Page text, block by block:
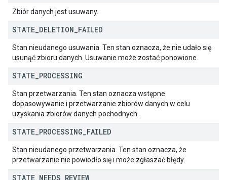
Zbiór danych jest usuwany.
STATE DELETION FAILED
Stan nieudanego usuwania. Ten stan oznacza, że nie udało się
usunąć zbioru danych. Usuwanie może zostać ponowione.
STATE PROCESSING
Stan przetwarzania. Ten stan oznacza wstępne
dopasowywanie i przetwarzanie zbiorów danych w celu
uzyskania zbiorów danych pochodnych.
STATE PROCESSING FAILED
Stan nieudanego przetwarzania. Ten stan oznacza, że
przetwarzanie nie powiodło się i może zgłaszać błędy.
STATE NEEDS REVIEW